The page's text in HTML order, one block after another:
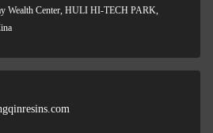
Wealth Center, HULI HI-TECH PARK,